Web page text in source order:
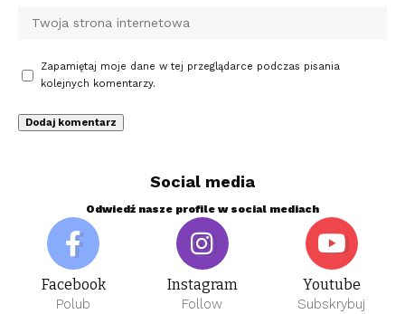
Zapamiętaj moje dane w tej przeglądarce podczas pisania
kolejnych komentarzy.
Social media
Odwiedź nasze profile w social mediach
Facebook
Polub
Instagram
Follow
Youtube
Subskrybuj